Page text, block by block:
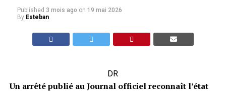
Published 3 mois ago on 19 mai 2026
By Esteban
DR
Un arrêté publié au Journal officiel reconnaît l’état